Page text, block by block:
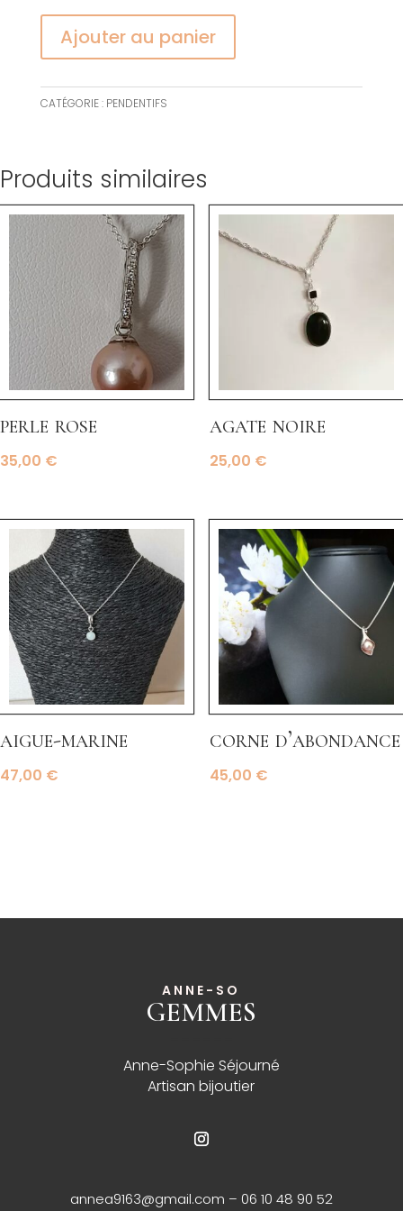
Ajouter au panier
CATÉGORIE : PENDENTIFS
Produits similaires
perle rose
35,00 €
agate noire
25,00 €
aigue-marine
47,00 €
corne d’abondance
45,00 €
ANNE-SO
GEMMES
Anne-Sophie Séjourné
Artisan bijoutier
annea9163@gmail.com – 06 10 48 90 52